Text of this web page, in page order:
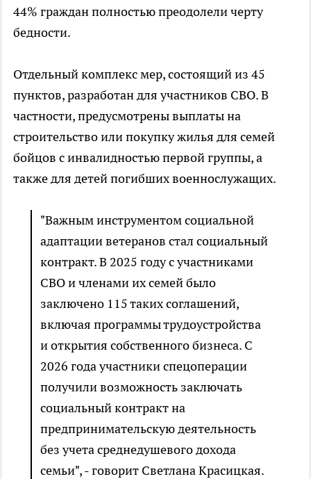
44% граждан полностью преодолели черту
бедности.
Отдельный комплекс мер, состоящий из 45
пунктов, разработан для участников СВО. В
частности, предусмотрены выплаты на
строительство или покупку жилья для семей
бойцов с инвалидностью первой группы, а
также для детей погибших военнослужащих.
"Важным инструментом социальной
адаптации ветеранов стал социальный
контракт. В 2025 году с участниками
СВО и членами их семей было
заключено 115 таких соглашений,
включая программы трудоустройства
и открытия собственного бизнеса. С
2026 года участники спецоперации
получили возможность заключать
социальный контракт на
предпринимательскую деятельность
без учета среднедушевого дохода
семьи", - говорит Светлана Красицкая.